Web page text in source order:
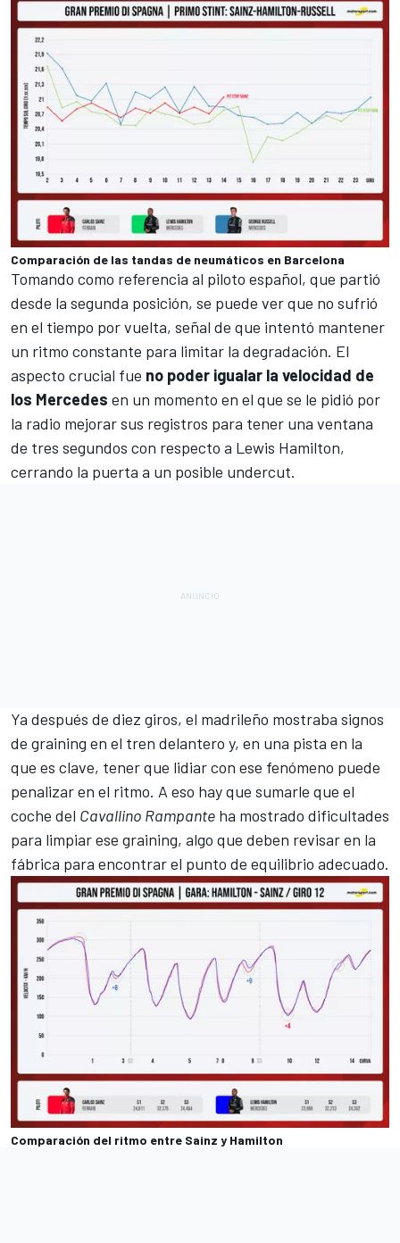
Comparación de las tandas de neumáticos en Barcelona
Tomando como referencia al piloto español, que partió
desde la segunda posición, se puede ver que no sufrió
en el tiempo por vuelta, señal de que intentó mantener
un ritmo constante para limitar la degradación. El
aspecto crucial fue no poder igualar la velocidad de
los Mercedes en un momento en el que se le pidió por
la radio mejorar sus registros para tener una ventana
de tres segundos con respecto a Lewis Hamilton,
cerrando la puerta a un posible undercut.
Ya después de diez giros, el madrileño mostraba signos
de graining en el tren delantero y, en una pista en la
que es clave, tener que lidiar con ese fenómeno puede
penalizar en el ritmo. A eso hay que sumarle que el
coche del Cavallino Rampante ha mostrado dificultades
para limpiar ese graining, algo que deben revisar en la
fábrica para encontrar el punto de equilibrio adecuado.
Comparación del ritmo entre Sainz y Hamilton